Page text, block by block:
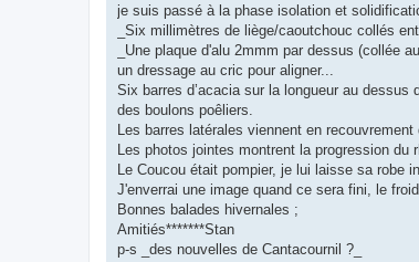
je suis passé à la phase isolation et
_Six millimètres de liège/caoutchouc collés
_Une plaque d'alu 2mmm par dessus (collée
un dressage au cric pour aligner...
Six barres d’acacia sur la longueur au
des boulons poêliers.
Les barres latérales viennent en
Les photos jointes montrent la progression du
Le Coucou était pompier, je lui laisse sa robe
J'enverrai une image quand ce sera fini, le
Bonnes balades hivernales ;
Amitiés*******Stan
p-s _des nouvelles de Cantacournil ?_